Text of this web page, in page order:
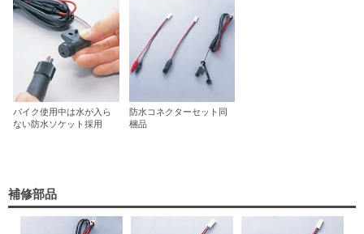
バイク使用中は水が入ら
ない防水ソケット採用
防水コネクターセット同
梱品
補修部品